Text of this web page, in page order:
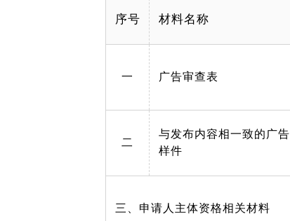
序号 材料名称
一 广告审查表
二
与发布内容相一致的广告
样件
三、申请人主体资格相关材料